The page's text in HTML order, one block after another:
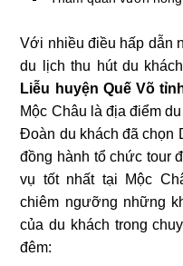
Với nhiều điều hấp dẫn
du lịch thu hút du
Liễu huyện Quế Võ
Mộc Châu là địa điểm
Đoàn du khách đã chọn
đồng hành tổ chức tour
vụ tốt nhất tại Mộc
chiêm ngưỡng những
của du khách trong
đêm: